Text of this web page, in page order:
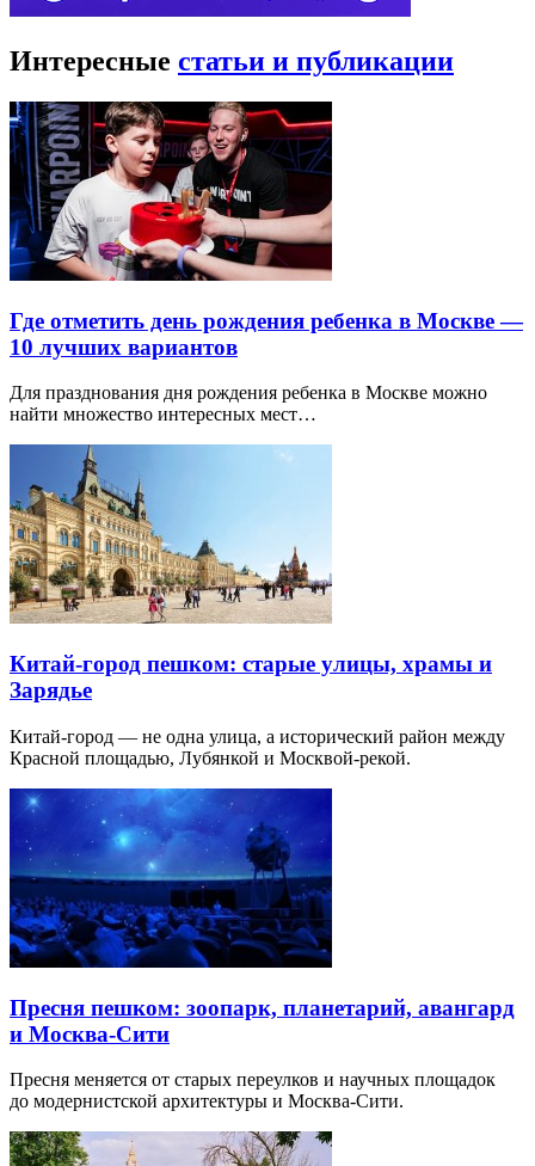
Интересные статьи и публикации
Где отметить день рождения ребенка в Москве —
10 лучших вариантов
Для празднования дня рождения ребенка в Москве можно
найти множество интересных мест…
Китай-город пешком: старые улицы, храмы и
Зарядье
Китай-город — не одна улица, а исторический район между
Красной площадью, Лубянкой и Москвой-рекой.
Пресня пешком: зоопарк, планетарий, авангард
и Москва-Сити
Пресня меняется от старых переулков и научных площадок
до модернистской архитектуры и Москва-Сити.